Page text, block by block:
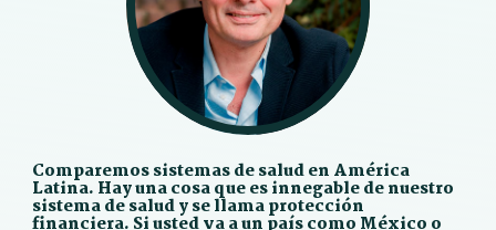
Comparemos sistemas de salud en América
Latina. Hay una cosa que es innegable de nuestro
sistema de salud y se llama protección